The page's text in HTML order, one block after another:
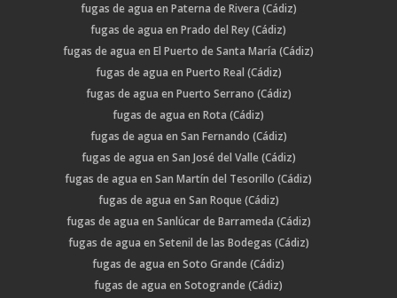
fugas de agua en Paterna de Rivera (Cádiz)
fugas de agua en Prado del Rey (Cádiz)
fugas de agua en El Puerto de Santa María (Cádiz)
fugas de agua en Puerto Real (Cádiz)
fugas de agua en Puerto Serrano (Cádiz)
fugas de agua en Rota (Cádiz)
fugas de agua en San Fernando (Cádiz)
fugas de agua en San José del Valle (Cádiz)
fugas de agua en San Martín del Tesorillo (Cádiz)
fugas de agua en San Roque (Cádiz)
fugas de agua en Sanlúcar de Barrameda (Cádiz)
fugas de agua en Setenil de las Bodegas (Cádiz)
fugas de agua en Soto Grande (Cádiz)
fugas de agua en Sotogrande (Cádiz)